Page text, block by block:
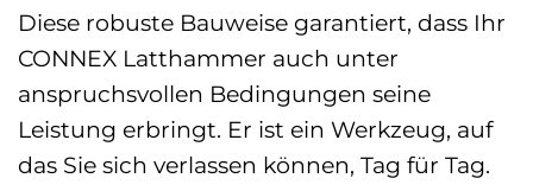
Diese robuste Bauweise garantiert, dass Ihr
CONNEX Latthammer auch unter
anspruchsvollen Bedingungen seine
Leistung erbringt. Er ist ein Werkzeug, auf
das Sie sich verlassen können, Tag für Tag.